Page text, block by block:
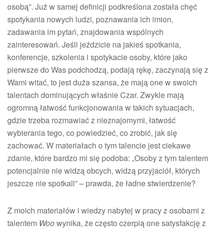
osobą”. Już w samej definicji podkreślona została chęć
spotykania nowych ludzi, poznawania ich imion,
zadawania im pytań, znajdowania wspólnych
zainteresowań. Jeśli jeździcie na jakieś spotkania,
konferencje, szkolenia i spotykacie osoby, które jako
pierwsze do Was podchodzą, podają rękę, zaczynają się z
Wami witać, to jest duża szansa, że mają one w swoich
talentach dominujących właśnie Czar. Zwykle mają
ogromną łatwość funkcjonowania w takich sytuacjach,
gdzie trzeba rozmawiać z nieznajomymi, łatwość
wybierania tego, co powiedzieć, co zrobić, jak się
zachować. W materiałach o tym talencie jest ciekawe
zdanie, które bardzo mi się podoba: „Osoby z tym talentem
potencjalnie nie widzą obcych, widzą przyjaciół, których
jeszcze nie spotkali” – prawda, że ładne stwierdzenie?
Z moich materiałów i wiedzy nabytej w pracy z osobami z
talentem Woowynika, że często czerpią one satysfakcję z